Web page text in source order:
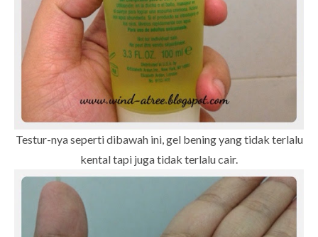
Testur-nya seperti dibawah ini, gel bening yang tidak terlalu
kental tapi juga tidak terlalu cair.